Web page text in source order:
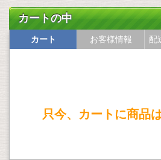
カートの中
カート お客様情報 配
只今、カートに商品